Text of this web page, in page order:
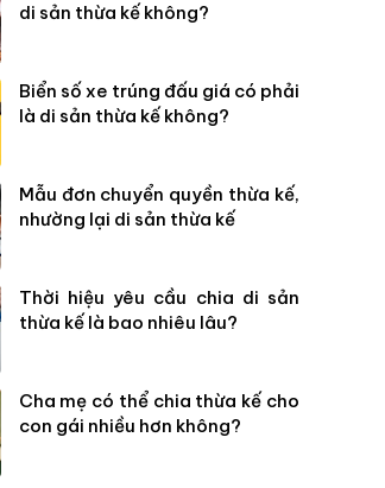
di sản thừa kế không?
Biển số xe trúng đấu giá có phải
là di sản thừa kế không?
Mẫu đơn chuyển quyền thừa kế,
nhường lại di sản thừa kế
Thời hiệu yêu cầu chia di sản
thừa kế là bao nhiêu lâu?
Cha mẹ có thể chia thừa kế cho
con gái nhiều hơn không?